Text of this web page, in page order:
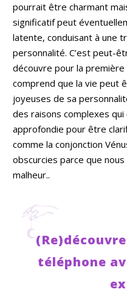
pourrait être charmant
significatif peut
latente, conduisant à une
personnalité. C’est peut-
découvre pour la
comprend que la vie peut
joyeuses de sa
des raisons complexes
approfondie pour être
comme la conjonction
obscurcies parce que
malheur..
téléphone